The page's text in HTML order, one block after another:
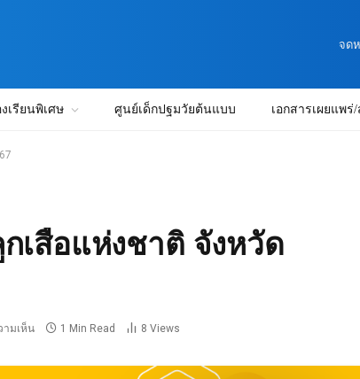
จด
เรียนพิเศษ ศูนย์เด็กปฐมวัยต้นแบบ เอกสารเผยแพร่
สือแห่งชาติ จังหวัด
ามเห็น 1 Min Read 8 Views